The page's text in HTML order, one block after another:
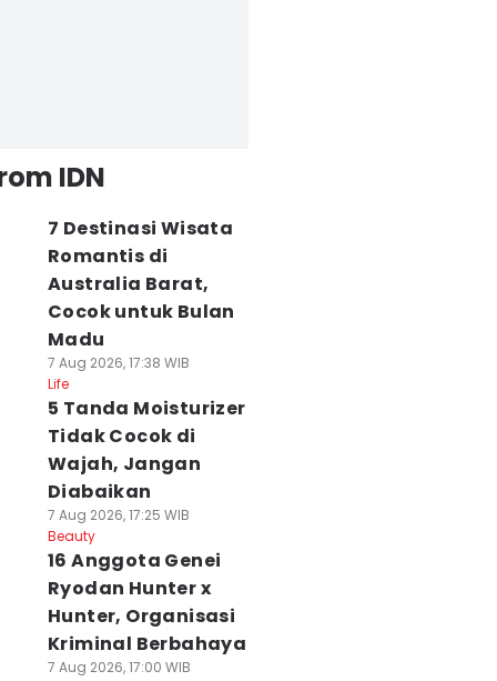
IDN
7 Destinasi Wisata
Romantis di
Australia Barat,
Cocok untuk Bulan
Madu
7 Aug 2026, 17:38 WIB
Life
5 Tanda Moisturizer
Tidak Cocok di
Wajah, Jangan
Diabaikan
7 Aug 2026, 17:25 WIB
Beauty
16 Anggota Genei
Ryodan Hunter x
Hunter, Organisasi
Kriminal Berbahaya
7 Aug 2026, 17:00 WIB